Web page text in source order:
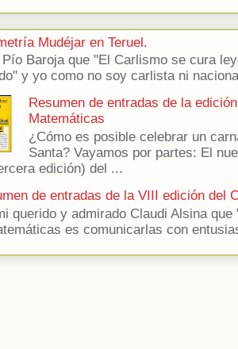
Mudéjar en Teruel.
Pío Baroja que "El Carlismo se cura
y yo como no soy carlista ni
Resumen de entradas de la
Matemáticas
¿Cómo es posible celebrar un
Santa? Vayamos por partes: El
edición) del ...
de entradas de la VIII edición del
querido y admirado Claudi Alsina
es comunicarlas con